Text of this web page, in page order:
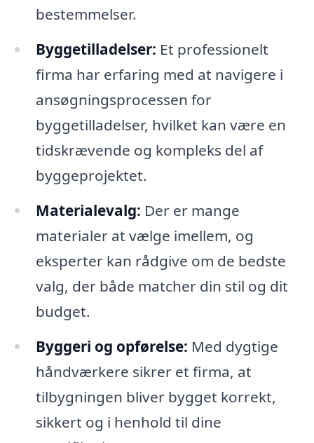
bestemmelser.
Byggetilladelser: Et professionelt
firma har erfaring med at navigere i
ansøgningsprocessen for
byggetilladelser, hvilket kan være en
tidskrævende og kompleks del af
byggeprojektet.
Materialevalg: Der er mange
materialer at vælge imellem, og
eksperter kan rådgive om de bedste
valg, der både matcher din stil og dit
budget.
Byggeri og opførelse: Med dygtige
håndværkere sikrer et firma, at
tilbygningen bliver bygget korrekt,
sikkert og i henhold til dine